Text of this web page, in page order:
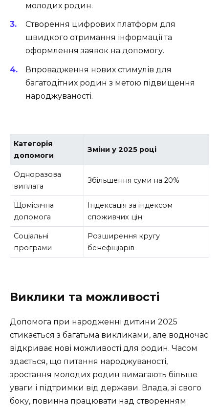
молодих родин.
Створення цифрових платформ для
швидкого отримання інформації та
оформлення заявок на допомогу.
Впровадження нових стимулів для
багатодітних родин з метою підвищення
народжуваності.
Категорія
допомоги
Зміни у 2025 році
Одноразова
виплата
Збільшення суми на 20%
Щомісячна
допомога
Індексація за індексом
споживчих цін
Соціальні
програми
Розширення кругу
бенефіціарів
Виклики та можливості
Допомога при народженні дитини 2025
стикається з багатьма викликами, але водночас
відкриває нові можливості для родин. Часом
здається, що питання народжуваності,
зростання молодих родин вимагають більше
уваги і підтримки від держави. Влада, зі свого
боку, повинна працювати над створенням